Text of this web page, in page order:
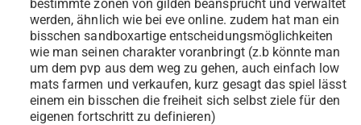
bestimmte zonen von gilden beansprucht und verwaltet
werden, ähnlich wie bei eve online. zudem hat man ein
bisschen sandboxartige entscheidungsmöglichkeiten
wie man seinen charakter voranbringt (z.b könnte man
um dem pvp aus dem weg zu gehen, auch einfach low
mats farmen und verkaufen, kurz gesagt das spiel lässt
einem ein bisschen die freiheit sich selbst ziele für den
eigenen fortschritt zu definieren)